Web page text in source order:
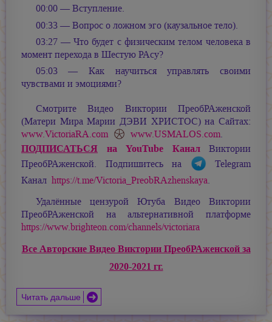
00:00 — Вступление.
00:33 — Вопрос о ложном эго (каузальное тело).
03:27 — Что будет с физическим телом человека в
момент перехода в Шестую РАсу?
05:03 — Как научиться управлять своими
чувствами и эмоциями?
Смотрите Видео Виктории ПреобРАженской
(Матери МираМарии ДЭВИ ХРИСТОС) на Сайтах:
www.VictoriaRA.com
www.USMALOS.com.
ПОДПИСАТЬСЯ на YouTube КаналВиктории
ПреобРАженской. Подпишитесь на
Telegram
Канал https://t.me/Victoria_PreobRAzhenskaya.
Удалённые цензурой Ютуба Видео Виктории
ПреобРАженской на альтернативной платформе
https://www.brighteon.com/channels/victoriara
Все Авторские Видео Виктории ПреобРАженской за
2020-2021 гг.
Читать дальше